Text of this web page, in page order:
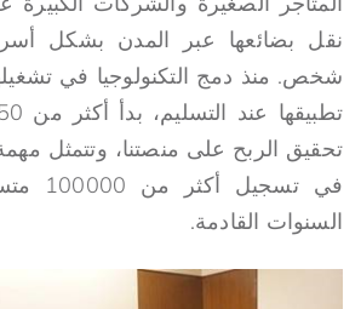
نقل بضائعها عبر المدن بشكل
شخص. منذ دمج التكنولوجيا في
في
السنوات القادمة.